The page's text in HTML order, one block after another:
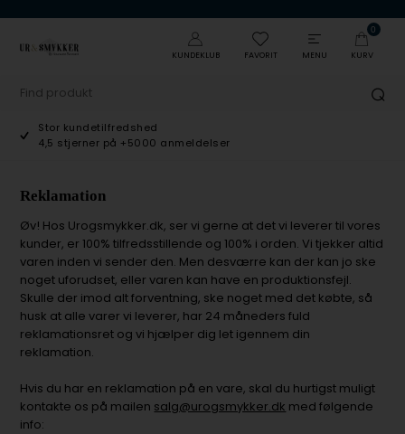
KUNDEKLUB FAVORIT MENU
0
KURV
Stor kundetilfredshed
4,5 stjerner på +5000 anmeldelser
Reklamation
Øv! Hos Urogsmykker.dk, ser vi gerne at det vi leverer til vores
kunder, er 100% tilfredsstillende og 100% i orden. Vi tjekker altid
varen inden vi sender den. Men desværre kan der kan jo ske
noget uforudset, eller varen kan have en produktionsfejl.
Skulle der imod alt forventning, ske noget med det købte, så
husk at alle varer vi leverer, har 24 måneders fuld
reklamationsret og vi hjælper dig let igennem din
reklamation.
Hvis du har en reklamation på en vare, skal du hurtigst muligt
kontakte os på mailen salg@urogsmykker.dk med følgende
info: